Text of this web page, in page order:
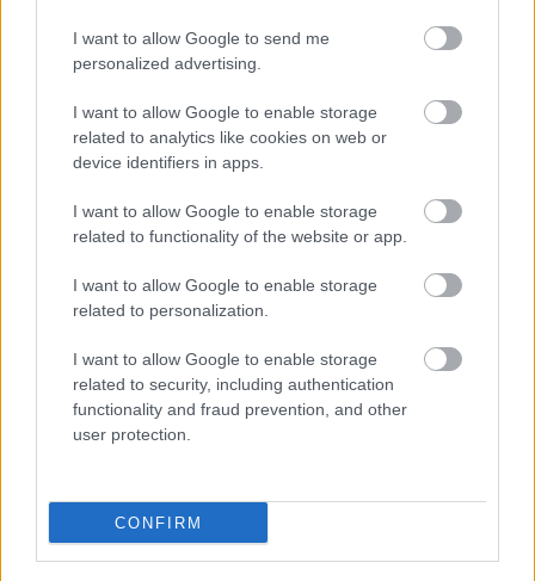
I want to allow Google to send me
personalized advertising.
I want to allow Google to enable storage
related to analytics like cookies on web or
device identifiers in apps.
I want to allow Google to enable storage
related to functionality of the website or app.
I want to allow Google to enable storage
related to personalization.
I want to allow Google to enable storage
related to security, including authentication
functionality and fraud prevention, and other
user protection.
CONFIRM
Bárki mondhassa, hogy ez a zőrűt mennyire nagyon
kritikus hangot, asszem), de hogy Vaskó Pétertől
függetlenül szinte betűre ugyanazt a levezetést
prezentálja, az talán jelent valamit. (Nem linkelem a
16 éve
@Parraghramma.: Ó, köszönöm.
suskusait asszem még ma sem értem. Biztos
egyszerű lenne utánagondolni, de valahogy nem
vettem még rá magam, talán mert leszarom.